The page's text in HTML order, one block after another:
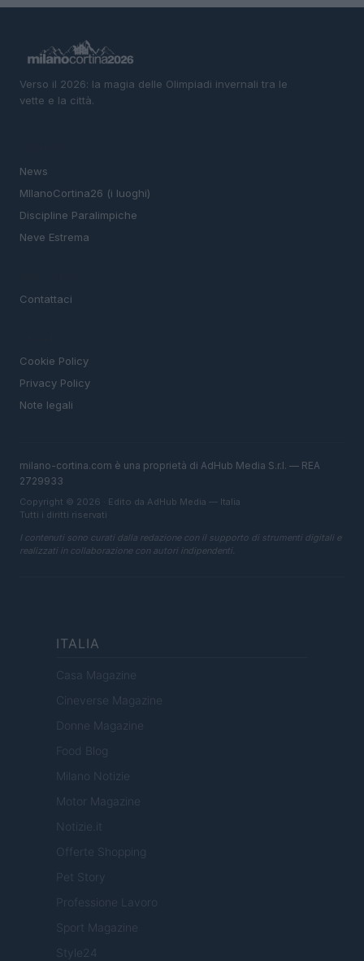
Verso il 2026: la magia delle Olimpiadi invernali tra le
vette e la città.
News
MIlanoCortina26 (i luoghi)
Discipline Paralimpiche
Neve Estrema
Contattaci
Cookie Policy
Privacy Policy
Note legali
milano-cortina.com è una proprietà di AdHub Media S.r.l. — REA
2729933
Copyright © 2026 · Edito da AdHub Media — Italia
Tutti i diritti riservati
I contenuti sono curati dalla redazione con il supporto di strumenti digitali e
realizzati in collaborazione con autori indipendenti.
ITALIA
Casa Magazine
Cineverse Magazine
Donne Magazine
Food Blog
Milano Notizie
Motor Magazine
Notizie.it
Offerte Shopping
Pet Story
Professione Lavoro
Sport Magazine
Style24